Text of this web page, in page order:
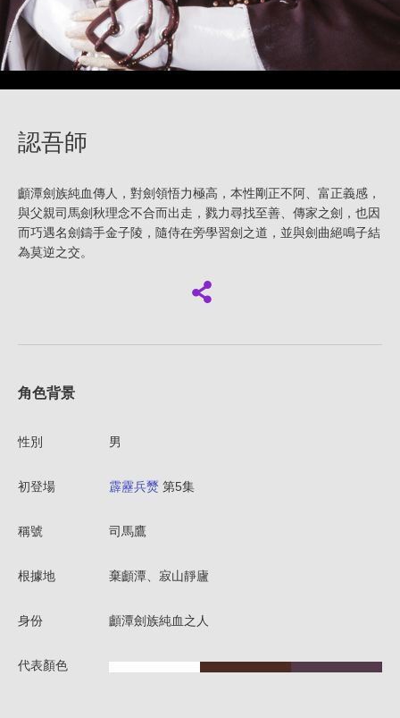
認吾師
顱潭劍族純血傳人，對劍領悟力極高，本性剛正不阿、富正義感，
與父親司馬劍秋理念不合而出走，戮力尋找至善、傳家之劍，也因
而巧遇名劍鑄手金子陵，隨侍在旁學習劍之道，並與劍曲絕鳴子結
為莫逆之交。
角色背景
性別 男
初登場 霹靂兵燹 第5集
稱號 司馬鷹
根據地 棄顱潭、寂山靜廬
身份 顱潭劍族純血之人
代表顏色